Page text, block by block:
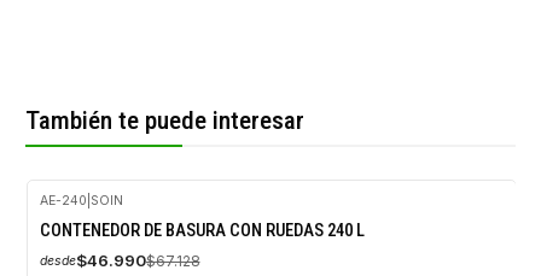
También te puede interesar
-30%
OFF
AE-240 SOIN
CONTENEDOR DE BASURA CON RUEDAS 240 L
desde$46.990$67.128